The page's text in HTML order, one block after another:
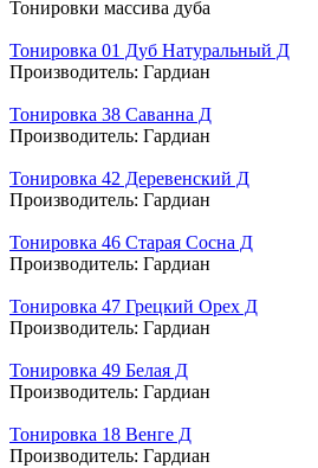
Тонировки массива дуба
Тонировка 01 Дуб Натуральный Д
Производитель: Гардиан
Тонировка 38 Саванна Д
Производитель: Гардиан
Тонировка 42 Деревенский Д
Производитель: Гардиан
Тонировка 46 Старая Сосна Д
Производитель: Гардиан
Тонировка 47 Грецкий Орех Д
Производитель: Гардиан
Тонировка 49 Белая Д
Производитель: Гардиан
Тонировка 18 Венге Д
Производитель: Гардиан